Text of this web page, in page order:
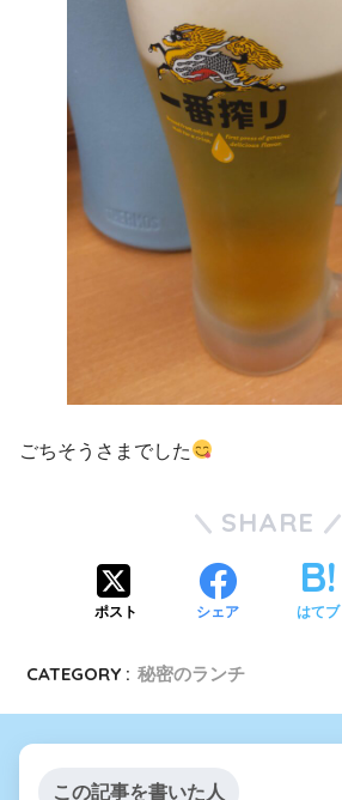
ごちそうさまでした
SHARE
ポスト シェア はてブ
CATEGORY : 秘密のランチ
この記事を書いた人